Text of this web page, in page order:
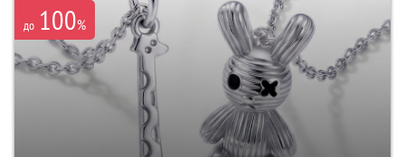
до 100%